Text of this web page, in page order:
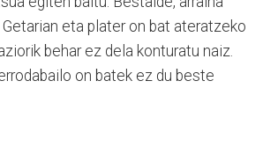
eta plater on bat ateratzeko
behar ez dela konturatu naiz.
on batek ez du beste